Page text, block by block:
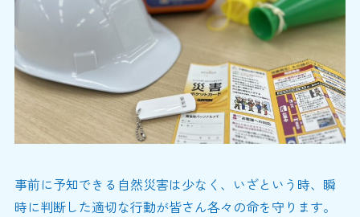
事前に予知できる自然災害は少なく、いざという時、瞬
時に判断した適切な行動が皆さん各々の命を守ります。